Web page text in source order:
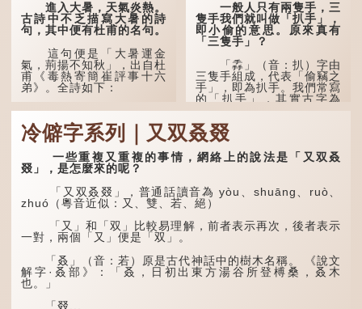
進入大暑，天氣炎熱。
古詩中不乏描寫大暑的詩
句，其中便有杜甫的名句。
這句便是「大暑運金
氣，荊揚不知秋」，出自杜
甫《毒熱寄簡崔評事十六
弟》。全詩如下：
大暑運金氣，荊揚不知
秋。
林下有塌翼，水中無行
季，代表涼爽肅殺之氣。
「運」是「運行」，生動地
描寫大暑的酷熱阻礙金氣流
轉。「大暑運金氣」以誇張
手法描寫炎熱阻滯了季節更
替。
「荊揚」指...
一般人只有兩隻手，三
隻手我們就叫做「扒手」，
即小偷的意思。原來真有
「三隻手」？
「掱」（音：扒）字由
三隻手組成，代表「偷竊之
手」，即為扒手。我們常寫
的「扒手」，其實古字為
「掱手」。
清·徐珂《清稗類鈔．
盜賊類．掱手》記載：「滬
人呼翦綹賊曰掱手，猶言扒
手也，亦曰癟三碼子。」
其中「翦綹」即剪斷他
人衣帶以竊取錢物，是小偷
的舊稱。而「掱手」也就是
手多多，擅自拿別人東西的
意思了...
冷僻字系列｜又双叒叕
一些重複又重複的事情，網絡上的說法是「又双叒
叕」，是怎麼來的呢？
「又双叒叕」，普通話讀音為 yòu、shuāng、ruò、
zhuó（粵音近似：又、雙、若、絕）
「又」和「双」比較易理解，前者表示再次，後者表示
一對，兩個「又」便是「双」。
「叒」（音：若）原是古代神話中的樹木名稱。 《說文
解字·叒部》：「叒，日初出東方湯谷所登榑桑，叒木
也。」
「叕...